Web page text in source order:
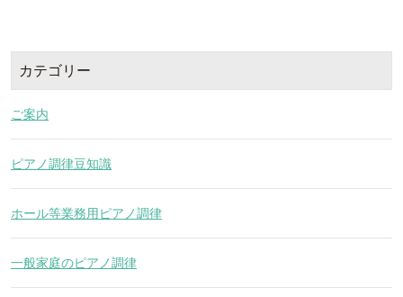
カテゴリー
ご案内
ピアノ調律豆知識
ホール等業務用ピアノ調律
一般家庭のピアノ調律